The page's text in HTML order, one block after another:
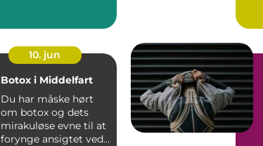
10. jun
Botox i Middelfart
Du har måske hørt
om botox og dets
mirakuløse evne til at
forynge ansigtet ved